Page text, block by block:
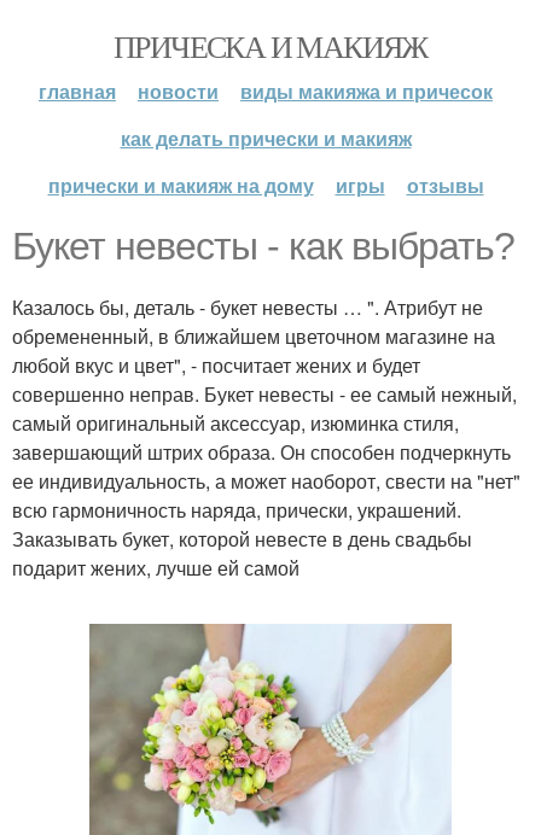
ПРИЧЕСКА И МАКИЯЖ
главная новости
виды макияжа и причесок
как делать прически и макияж
прически и макияж на дому
игры отзывы
Букет невесты - как выбрать?
Казалось бы, деталь - букет невесты … ". Атрибут не
обремененный, в ближайшем цветочном магазине на
любой вкус и цвет", - посчитает жених и будет
совершенно неправ. Букет невесты - ее самый нежный,
самый оригинальный аксессуар, изюминка стиля,
завершающий штрих образа. Он способен подчеркнуть
ее индивидуальность, а может наоборот, свести на "нет"
всю гармоничность наряда, прически, украшений.
Заказывать букет, которой невесте в день свадьбы
подарит жених, лучше ей самой